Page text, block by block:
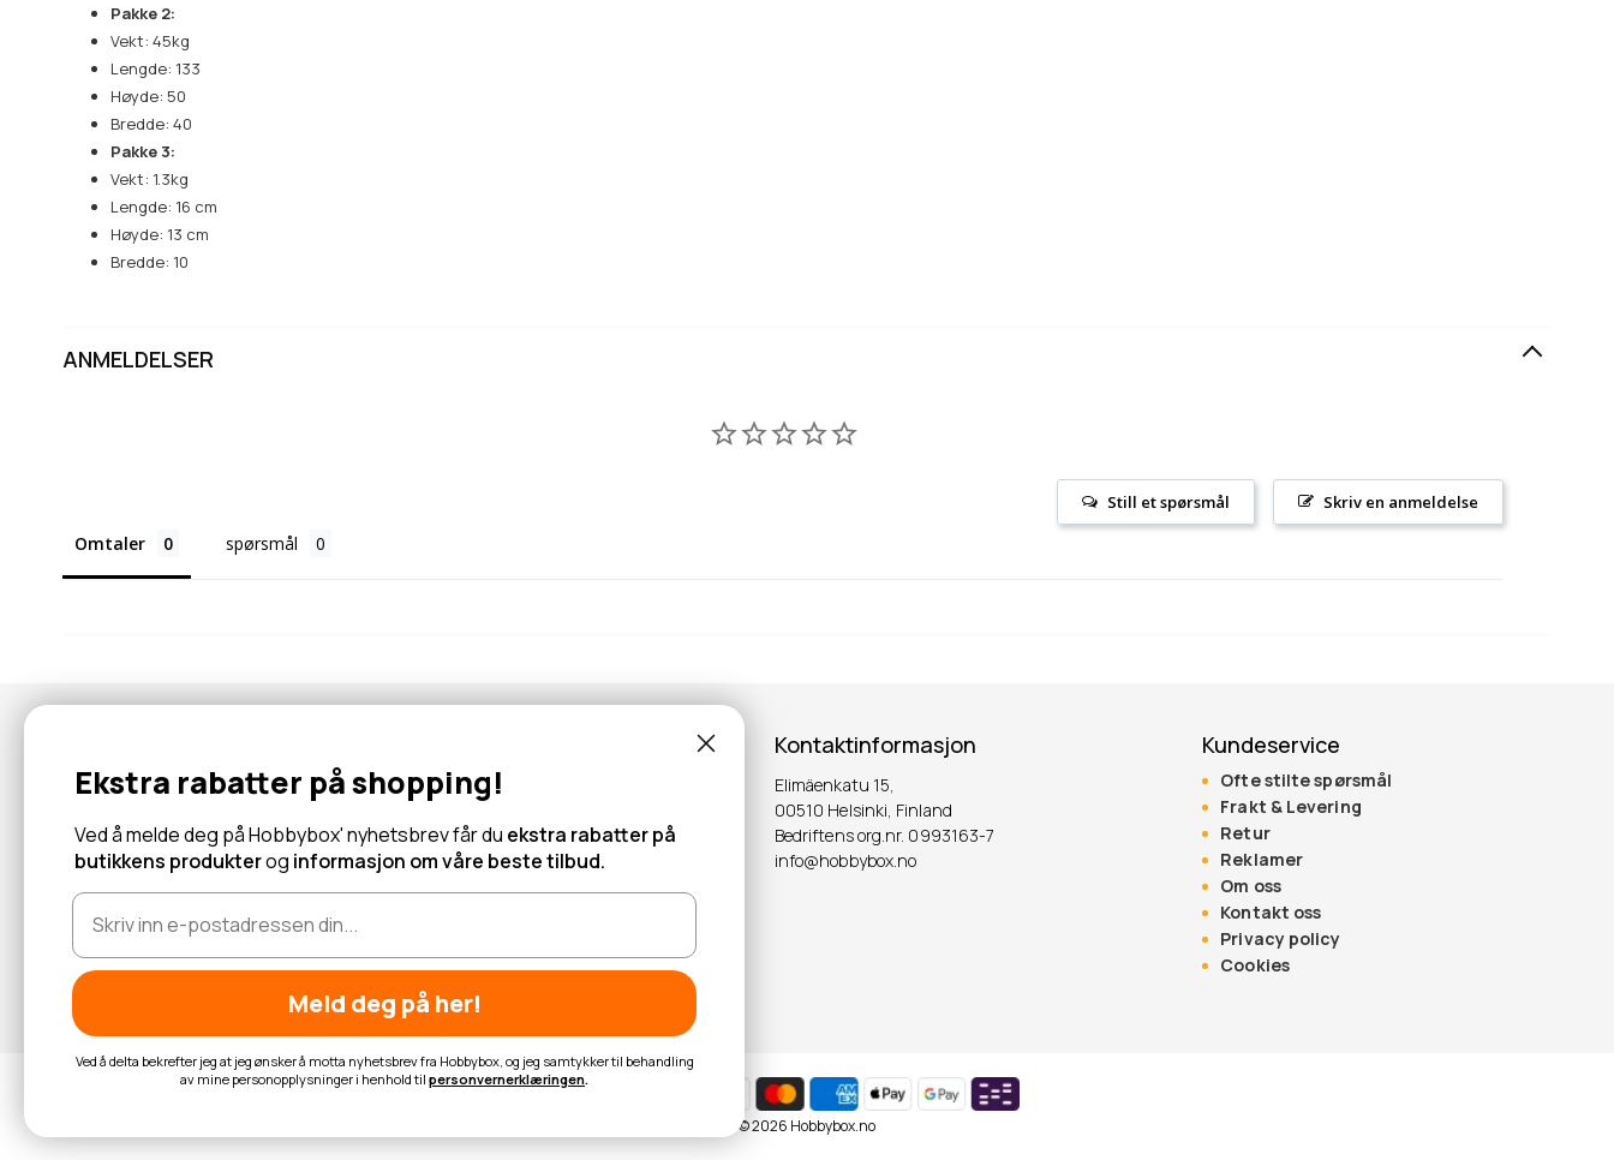
Pakke 2:
Vekt: 45kg
Lengde: 133
Høyde: 50
Bredde: 40
Pakke 3:
Vekt: 1.3kg
Lengde: 16 cm
Høyde: 13 cm
Bredde: 10
ANMELDELSER
Skriv en anmeldelse
Still et spørsmål
Omtaler spørsmål
Abonner for å motta tilbud og informasjon om nye produkter!
OK
Les mer
Kontaktinformasjon
Elimäenkatu 15,
00510 Helsinki, Finland
Bedriftens org.nr. 0993163-7
info@hobbybox.no
Kundeservice
Ofte stilte spørsmål
Frakt & Levering
Retur
Reklamer
Om oss
Kontakt oss
Privacy policy
Cookies
© 2026 Hobbybox.no
Ekstra rabatter på shopping!
Ved å melde deg på Hobbybox' nyhetsbrev får du ekstra rabatter på
butikkens produkterog informasjon om våre beste tilbud.
Meld deg på her!
Ved å delta bekrefter jeg at jeg ønsker å motta nyhetsbrev fra Hobbybox, og jeg samtykker til behandling
av mine personopplysninger i henhold til personvernerklæringen.